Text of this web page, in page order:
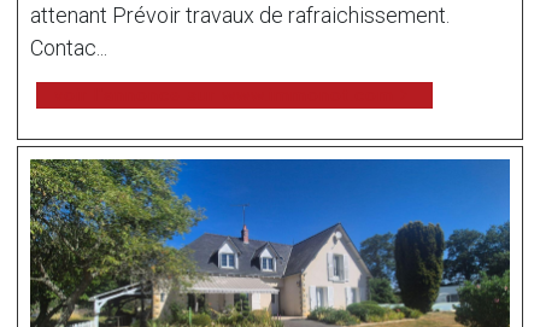
attenant Prévoir travaux de rafraichissement.
Contac...